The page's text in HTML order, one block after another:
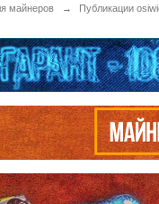
майнеров → Публикации